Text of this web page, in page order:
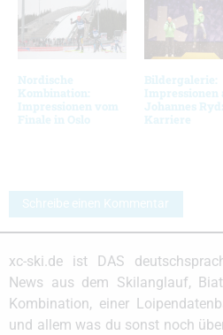
Nordische
Kombination:
Impressionen vom
Finale in Oslo
Bildergalerie:
Impressionen
Johannes
Karriere
Schreibe einen Kommentar
xc-ski.de ist DAS
News aus dem Skilanglauf,
Kombination, einer
und allem was du sonst noch